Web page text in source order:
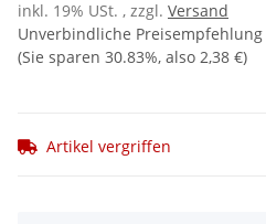
inkl. 19% USt. , zzgl. Versand
Unverbindliche
(Sie sparen 30.83%, also 2,38 €)
Artikel vergriffen